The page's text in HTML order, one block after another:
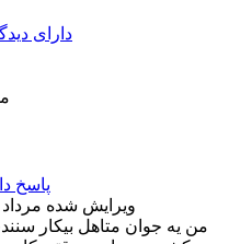
دارای
پاسخ
ویرایش شده مرداد 21, 1403
من یه جوان متاهل بیکار